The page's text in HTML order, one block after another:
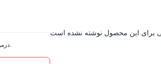
درمورد این محصول دیدگاه درج کنید.